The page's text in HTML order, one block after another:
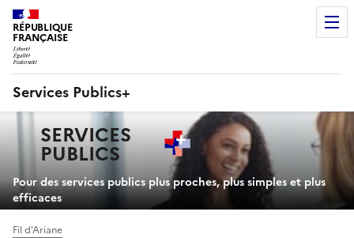
RÉPUBLIQUE
FRANÇAISE
Services Publics+
principaleSERVICES
PUBLICS+
Pour des services publics plus proches, plus simples et plus
efficaces
Fil d'Ariane